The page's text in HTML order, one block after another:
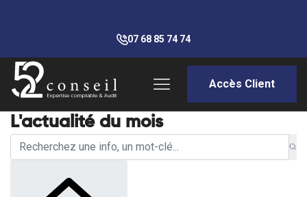
07 68 85 74 74
Accès Client
L'actualité du mois